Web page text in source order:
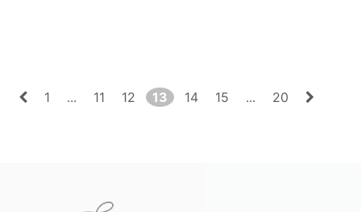
1 ... 11 12 13 14 15 ... 20